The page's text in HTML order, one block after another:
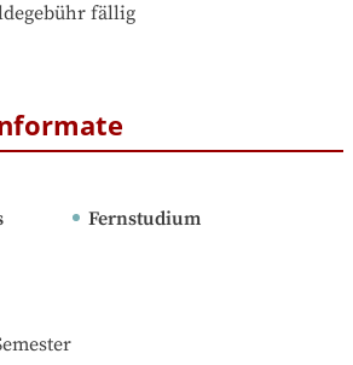
fällig
Fernstudium